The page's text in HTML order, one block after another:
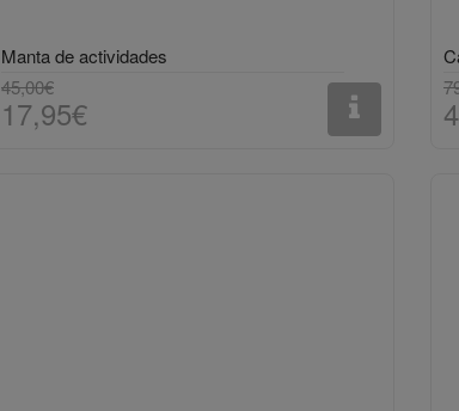
Manta de actividades
45,00€
17,95€